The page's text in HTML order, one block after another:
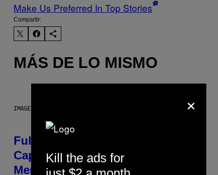
Make Us Preferred In Top Stories
Compartir:
MÁS DE LO MISMO
IMAGE: NICK DOVE
Fully-Automated Luxury Space
Capitalism—This Week on VICE:
Members Only
×
Kill the ads for